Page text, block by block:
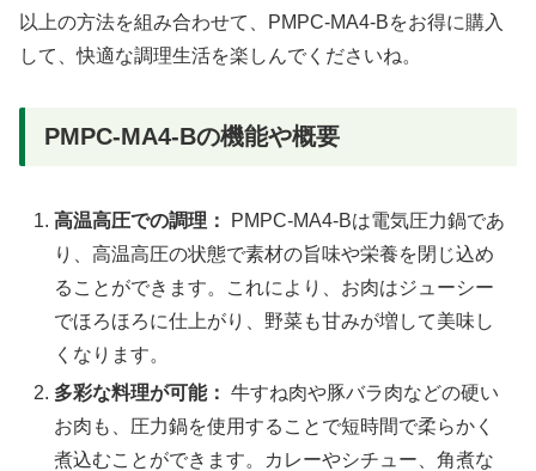
以上の方法を組み合わせて、PMPC-MA4-Bをお得に購入
して、快適な調理生活を楽しんでくださいね。
PMPC-MA4-Bの機能や概要
高温高圧での調理：
PMPC-MA4-Bは電気圧力鍋であ
り、高温高圧の状態で素材の旨味や栄養を閉じ込め
ることができます。これにより、お肉はジューシー
でほろほろに仕上がり、野菜も甘みが増して美味し
くなります。
多彩な料理が可能： 牛すね肉や豚バラ肉などの硬い
お肉も、圧力鍋を使用することで短時間で柔らかく
煮込むことができます。カレーやシチュー、角煮な